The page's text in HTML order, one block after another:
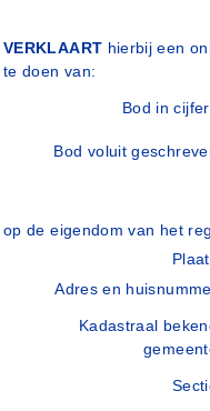
VERKLAART hierbij een
te doen van:
Bod in
Bod voluit
op de eigendom van het
Adres en
Kadastraal